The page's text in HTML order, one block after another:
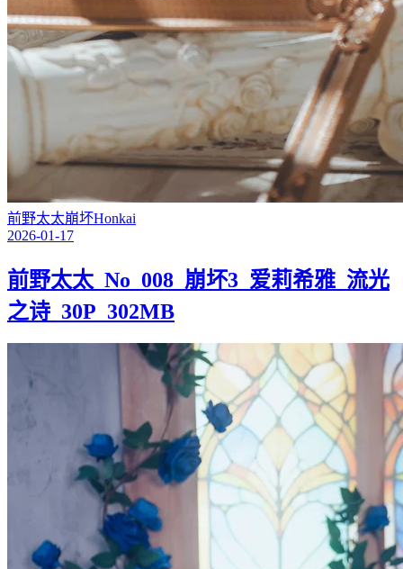
前野太太崩坏Honkai
2026-01-17
前野太太_No_008_崩坏3_爱莉希雅_流光
之诗_30P_302MB